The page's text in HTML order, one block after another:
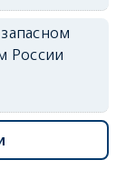
России